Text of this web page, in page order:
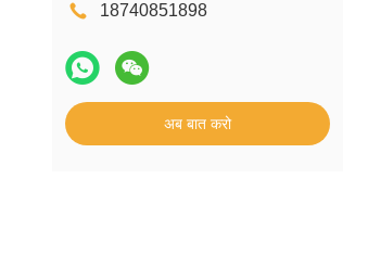
18740851898
अब बात करो